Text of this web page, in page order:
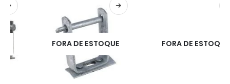
FORA DE ESTOQUE FORA DE ESTOQUE